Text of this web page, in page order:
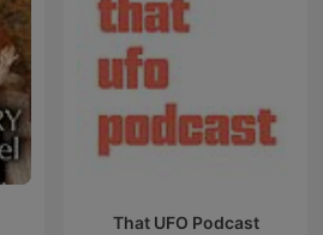
That UFO Podcast